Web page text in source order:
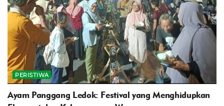
PERISTIWA
Ayam Panggang Ledok: Festival yang Menghidupkan